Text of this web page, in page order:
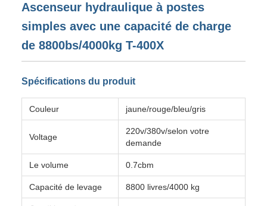
Ascenseur hydraulique à postes
simples avec une capacité de charge
de 8800bs/4000kg T-400X
Spécifications du produit
Couleur jaune/rouge/bleu/gris
Voltage
220v/380v/selon votre
demande
Le volume 0.7cbm
Capacité de levage 8800 livres/4000 kg